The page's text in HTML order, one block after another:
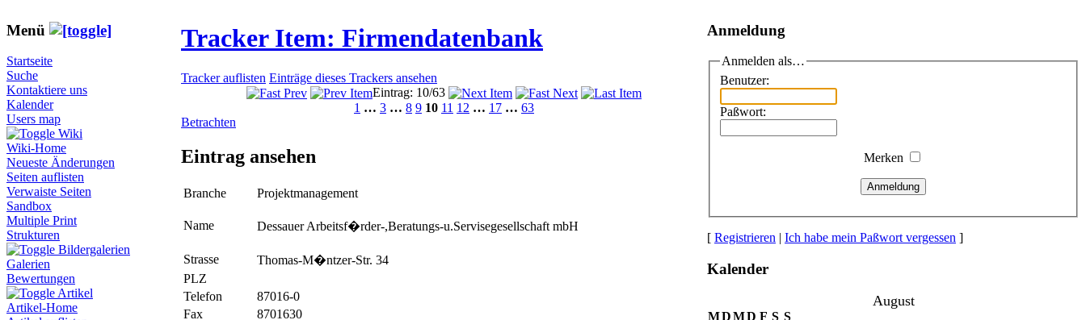
Menü
Startseite
Suche
Kontaktiere uns
Kalender
Users map
Wiki
Wiki-Home
Neueste Änderungen
Seiten auflisten
Verwaiste Seiten
Sandbox
Multiple Print
Strukturen
Bildergalerien
Galerien
Bewertungen
Artikel
Artikel-Home
Tracker Item: Firmendatenbank
Tracker auflisten Einträge dieses Trackers ansehen
Eintrag: 10/63
1 … 3 … 8 9 10 11 12 … 17 … 63
Betrachten
Eintrag ansehen
Branche Projektmanagement
Name Dessauer Arbeitsf�rder-,Beratungs-u.Servisegesellschaft mbH
Strasse
Thomas-M�ntzer-Str. 34
PLZ
Telefon
87016-0
Fax
8701630
Anmeldung
Anmelden als…
Benutzer:
Paßwort:
Merken
Anmeldung
[ Registrieren | Ich habe mein Paßwort vergessen ]
Kalender
August
MDMD F S S